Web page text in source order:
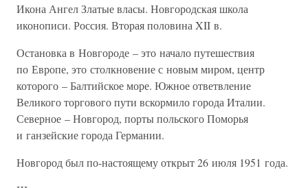
Икона Ангел Златые власы. Новгородская школа
иконописи. Россия. Вторая половина XII в.
Остановка в Новгороде – это начало путешествия
по Европе, это столкновение с новым миром, центр
которого – Балтийское море. Южное ответвление
Великого торгового пути вскормило города Италии.
Северное – Новгород, порты польского Поморья
и ганзейские города Германии.
Новгород был по-настоящему открыт 26 июля 1951 года.